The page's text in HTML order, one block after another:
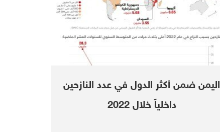
اليمن ضمن أكثر الدول في عدد النازحين
داخلياً خلال 2022